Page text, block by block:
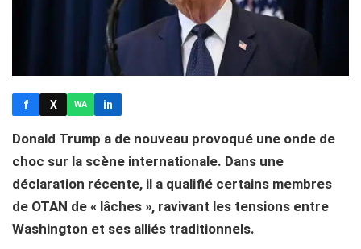
f X WA in
Donald Trump a de nouveau provoqué une onde de
choc sur la scène internationale. Dans une
déclaration récente, il a qualifié certains membres
de OTAN de « lâches », ravivant les tensions entre
Washington et ses alliés traditionnels.